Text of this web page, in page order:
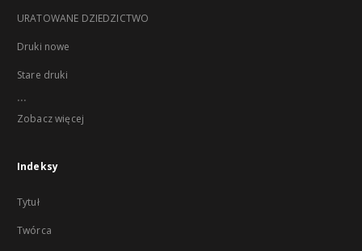
URATOWANE DZIEDZICTWO
Druki nowe
Stare druki
...
Zobacz więcej
Indeksy
Tytuł
Twórca